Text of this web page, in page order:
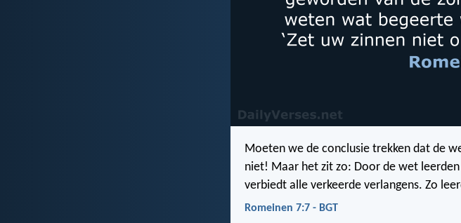
Moeten we de conclusie trekken dat de
niet! Maar het zit zo: Door de wet
verbiedt alle verkeerde verlangens. Zo
Romeinen 7:7 - BGT